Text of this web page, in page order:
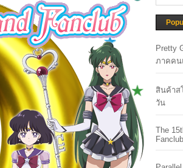
Pretty
ภาคคน
สินค้าส
วัน
The
Fanclub